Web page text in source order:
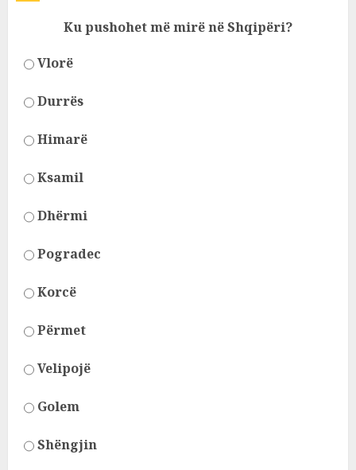
Ku pushohet më mirë në Shqipëri?
Vlorë
Durrës
Himarë
Ksamil
Dhërmi
Pogradec
Korcë
Përmet
Velipojë
Golem
Shëngjin